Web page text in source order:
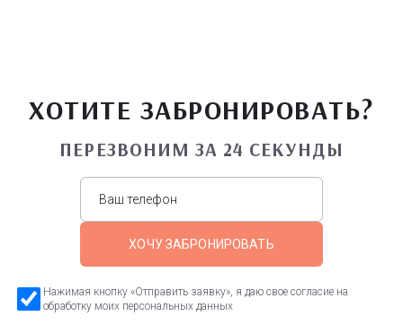
ХОТИТЕ ЗАБРОНИРОВАТЬ?
ПЕРЕЗВОНИМ ЗА 24 СЕКУНДЫ
ХОЧУ ЗАБРОНИРОВАТЬ
Нажимая кнопку «Отправить заявку», я даю свое согласие на
обработку моих персональных данных